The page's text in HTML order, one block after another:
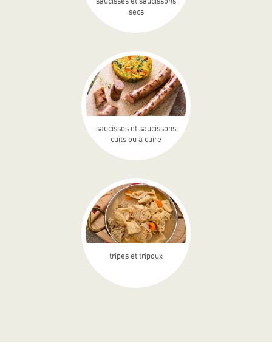
secs
saucisses et saucissons
cuits ou à cuire
tripes et tripoux